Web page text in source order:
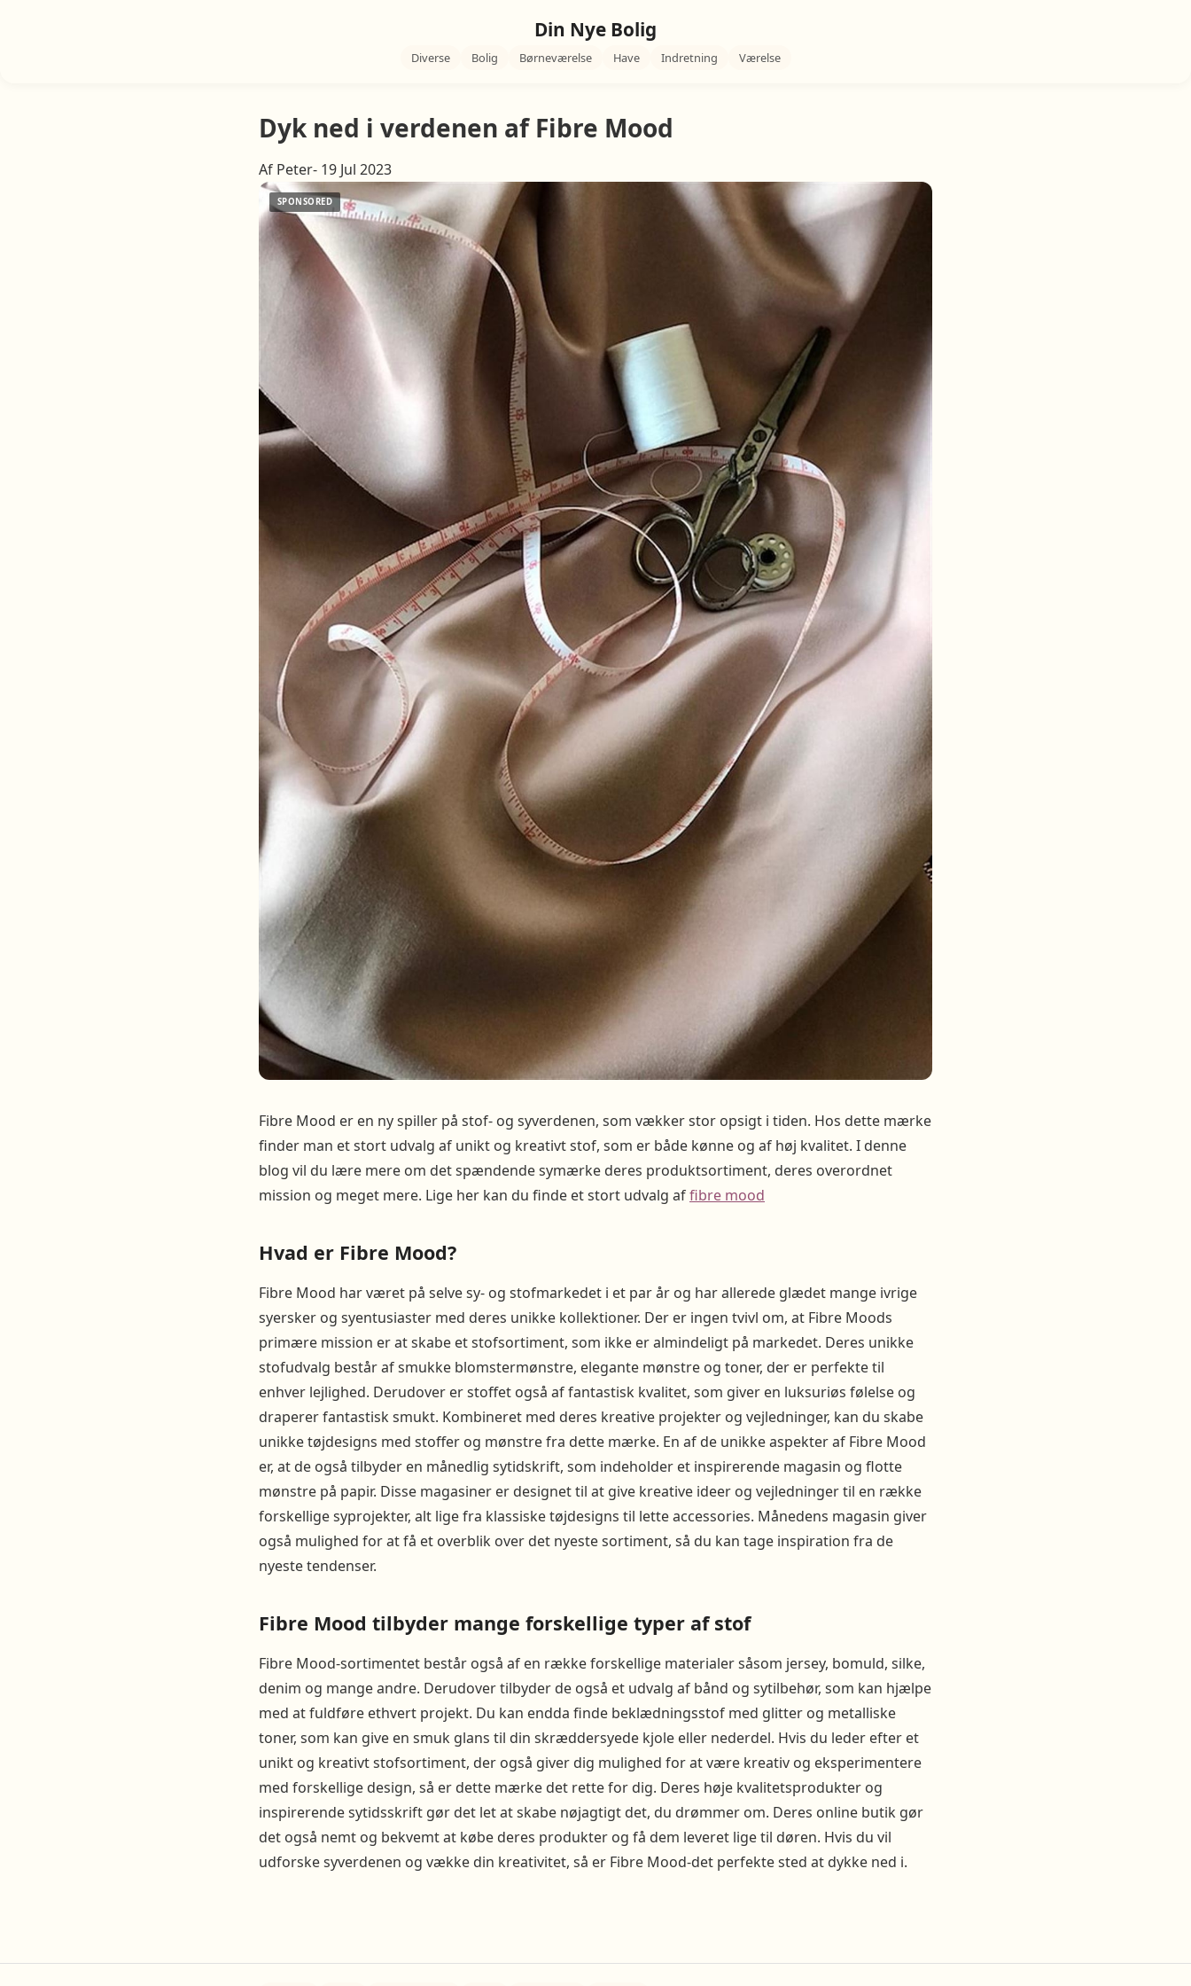
Din Nye Bolig
Diverse Bolig Børneværelse Have Indretning Værelse
Dyk ned i verdenen af Fibre Mood
Af Peter- 19 Jul 2023
Fibre Mood er en ny spiller på stof- og syverdenen, som vækker stor opsigt i tiden. Hos dette mærke
finder man et stort udvalg af unikt og kreativt stof, som er både kønne og af høj kvalitet. I denne
blog vil du lære mere om det spændende symærke deres produktsortiment, deres overordnet
mission og meget mere. Lige her kan du finde et stort udvalg affibre mood
Hvad er Fibre Mood?
Fibre Mood har været på selve sy- og stofmarkedet i et par år og har allerede glædet mange ivrige
syersker og syentusiaster med deres unikke kollektioner. Der er ingen tvivl om, at Fibre Moods
primære mission er at skabe et stofsortiment, som ikke er almindeligt på markedet. Deres unikke
stofudvalg består af smukke blomstermønstre, elegante mønstre og toner, der er perfekte til
enhver lejlighed. Derudover er stoffet også af fantastisk kvalitet, som giver en luksuriøs følelse og
draperer fantastisk smukt. Kombineret med deres kreative projekter og vejledninger, kan du skabe
unikke tøjdesigns med stoffer og mønstre fra dette mærke. En af de unikke aspekter af Fibre Mood
er, at de også tilbyder en månedlig sytidskrift, som indeholder et inspirerende magasin og flotte
mønstre på papir. Disse magasiner er designet til at give kreative ideer og vejledninger til en række
forskellige syprojekter, alt lige fra klassiske tøjdesigns til lette accessories. Månedens magasin giver
også mulighed for at få et overblik over det nyeste sortiment, så du kan tage inspiration fra de
nyeste tendenser.
Fibre Mood tilbyder mange forskellige typer af stof
Fibre Mood-sortimentet består også af en række forskellige materialer såsom jersey, bomuld, silke,
denim og mange andre. Derudover tilbyder de også et udvalg af bånd og sytilbehør, som kan hjælpe
med at fuldføre ethvert projekt. Du kan endda finde beklædningsstof med glitter og metalliske
toner, som kan give en smuk glans til din skræddersyede kjole eller nederdel. Hvis du leder efter et
unikt og kreativt stofsortiment, der også giver dig mulighed for at være kreativ og eksperimentere
med forskellige design, så er dette mærke det rette for dig. Deres høje kvalitetsprodukter og
inspirerende sytidsskrift gør det let at skabe nøjagtigt det, du drømmer om. Deres online butik gør
det også nemt og bekvemt at købe deres produkter og få dem leveret lige til døren. Hvis du vil
udforske syverdenen og vække din kreativitet, så er Fibre Mood-det perfekte sted at dykke ned i.